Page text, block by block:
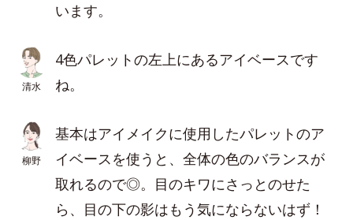
います。
清水
4色パレットの左上にあるアイベースです
ね。
柳野
基本はアイメイクに使用したパレットのア
イベースを使うと、全体の色のバランスが
取れるので◎。目のキワにさっとのせた
ら、目の下の影はもう気にならないはず！